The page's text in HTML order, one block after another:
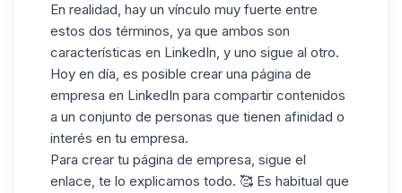
En realidad, hay un vínculo muy fuerte entre
estos dos términos, ya que ambos son
características en LinkedIn, y uno sigue al otro.
Hoy en día, es posible crear una página de
empresa en LinkedIn para compartir contenidos
a un conjunto de personas que tienen afinidad o
interés en tu empresa.
Para crear tu página de empresa, sigue el
enlace, te lo explicamos todo. 🥰 Es habitual que